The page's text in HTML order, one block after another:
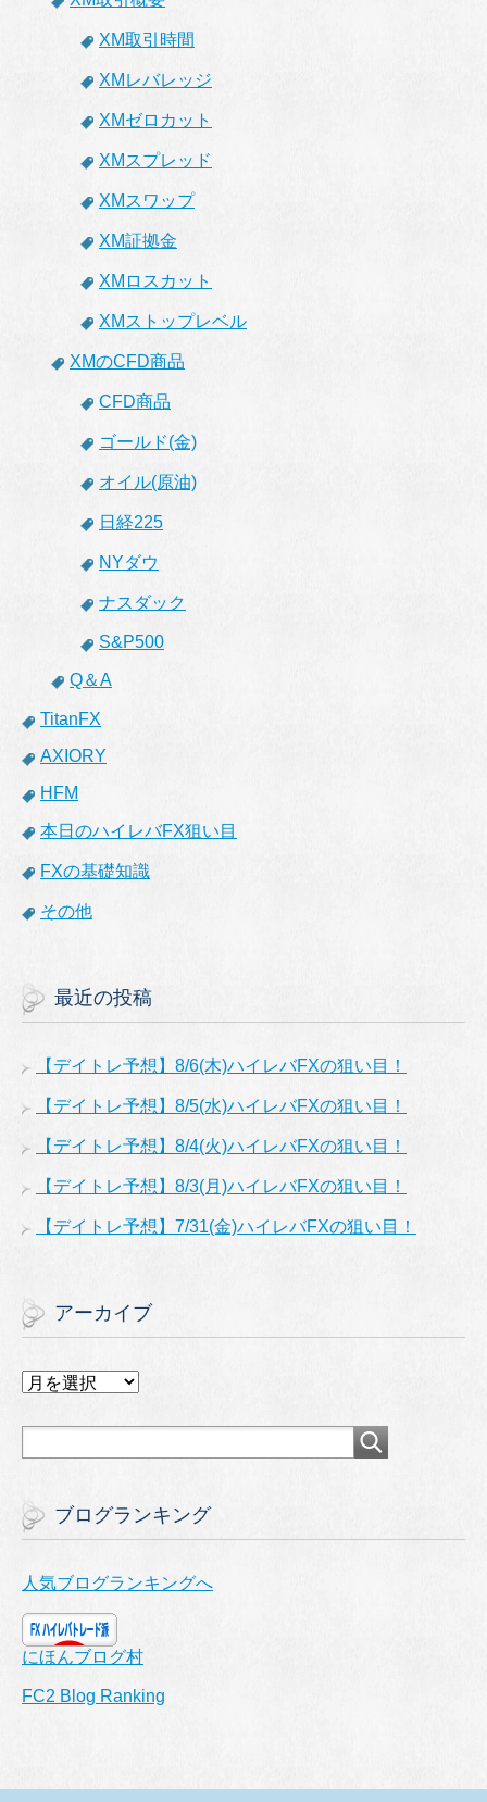
XM取引時間
XMレバレッジ
XMゼロカット
XMスプレッド
XMスワップ
XM証拠金
XMロスカット
XMストップレベル
XMのCFD商品
CFD商品
ゴールド(金)
オイル(原油)
日経225
NYダウ
ナスダック
S&P500
Q＆A
TitanFX
AXIORY
HFM
本日のハイレバFX狙い目
FXの基礎知識
その他
最近の投稿
【デイトレ予想】8/6(木)ハイレバFXの狙い目！
【デイトレ予想】8/5(水)ハイレバFXの狙い目！
【デイトレ予想】8/4(火)ハイレバFXの狙い目！
【デイトレ予想】8/3(月)ハイレバFXの狙い目！
【デイトレ予想】7/31(金)ハイレバFXの狙い目！
アーカイブ
ア
カ
ブログランキング
人気ブログランキングへ
にほんブログ村
FC2 Blog Ranking